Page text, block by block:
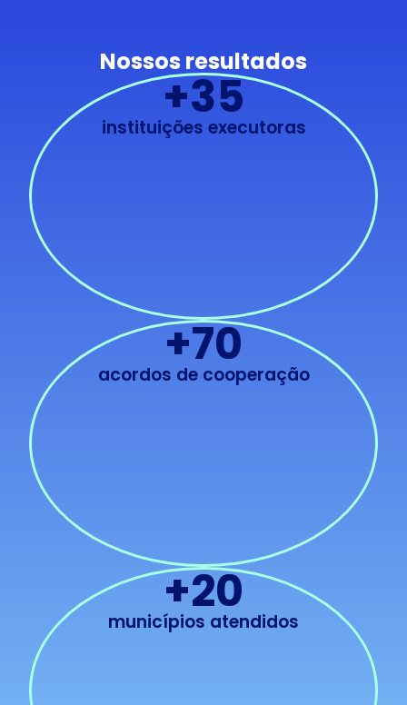
Nossos resultados
instituições executoras
+35
acordos de cooperação
+70
municípios atendidos
+20